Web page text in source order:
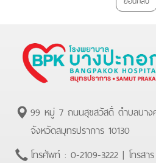
99 หมู่ 7 ถนนสุขสวัสดิ์ ตำบลบาง
จังหวัดสมุทรปราการ 10130
โทรศัพท์ : 0-2109-3222 | โทรสา